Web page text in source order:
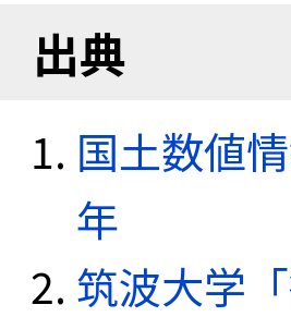
出典
国土数値
年
筑波大学